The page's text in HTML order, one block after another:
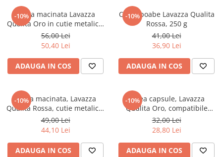
Enciclopedii
Kids Book Club
Legende istorice
Literatura Scolara
Elevi de 10 plus
Lumea Copilariei
Ma pregatesc pentru scoala
Manuale - Carte Scolara
Clasa a III-a
-10%
Cafea macinata Lavazza
Qualita Oro in cutie metalica,
250 g
56,00 Lei
50,40 Lei
ADAUGA IN COS
-10%
Cafea boabe Lavazza Qualita
Rossa, 250 g
41,00 Lei
36,90 Lei
ADAUGA IN COS
-10%
Cafea macinata, Lavazza
Qualita Rossa, cutie metalica,
250 g
49,00 Lei
44,10 Lei
ADAUGA IN COS
-10%
Cafea capsule, Lavazza
Qualita Oro, compatibile
Nespresso, aluminiu, 10 buc x
5.7 g
32,00 Lei
28,80 Lei
ADAUGA IN COS